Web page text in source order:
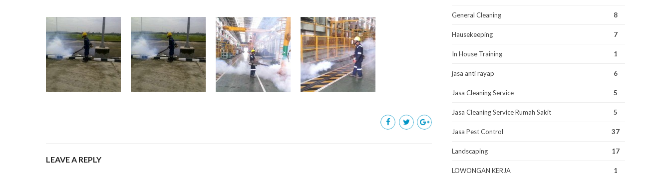
LEAVE A REPLY
General Cleaning 8
Hausekeeping 7
In House Training 1
jasa anti rayap 6
Jasa Cleaning Service 5
Jasa Cleaning Service Rumah Sakit 5
Jasa Pest Control 37
Landscaping 17
LOWONGAN KERJA 1